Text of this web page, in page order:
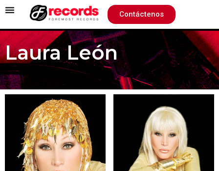
Contáctenos
Laura León